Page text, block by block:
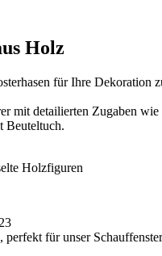
Holz
für Ihre Dekoration
mit detailierten Zugaben
Beuteltuch.
Holzfiguren
perfekt für unser